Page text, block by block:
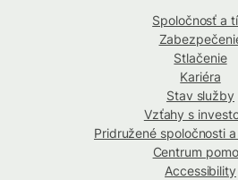
Spoločnosť a
Stlačenie
Kariéra
Stav služby
Vzťahy s
Pridružené spoločnosti
Centrum
Accessibility